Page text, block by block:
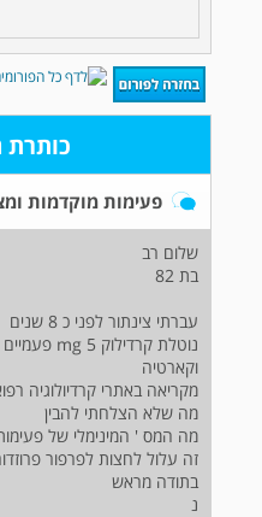
כותרת
פעימות מוקדמות
שלום רב
בת 82
עברתי צינתור לפני כ 8 שנים
נוטלת קרדילוק 5 mg פעמיים ביום
וקארטיה
מקריאה באתרי קרדיולוגיה
מה שלא הצלחתי להבין
מה המס ' המינימלי של
זה עלול לחצות לפרפור
בתודה מראש
נ